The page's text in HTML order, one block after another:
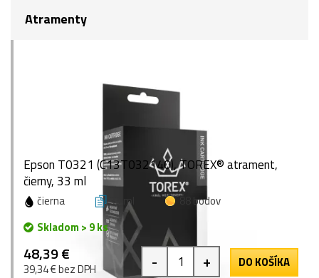
Atramenty
Epson T0321 (C13T032140), TOREX® atrament,
čierny, 33 ml
čierna 33 ml
88 bodov
Skladom > 9 ks
48,39 €
39,34 € bez DPH - + DO KOŠÍKA